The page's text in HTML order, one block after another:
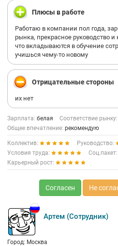
Плюсы в работе
Работаю в компании пол года,
рынка, прекрасное руководство и
что вкладываются в обучение
учишься чему-то новому
Отрицательные стороны
их нет
Зарплата: белая Соответствие рынку:
Общее впечатление: рекомендую
Коллектив:
Руководство:
Условия труда:
Соц.пакет:
Карьерный рост:
Согласен Не
Артем (Сотрудник)
Город: Москва